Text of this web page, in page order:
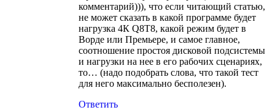
комментарий))), что если читающий статью,
не может сказать в какой программе будет
нагрузка 4К Q8T8, какой режим будет в
Ворде или Премьере, и самое главное,
соотношение простоя дисковой подсистемы
и нагрузки на нее в его рабочих сценариях,
то… (надо подобрать слова, что такой тест
для него максимально бесполезен).
Ответить